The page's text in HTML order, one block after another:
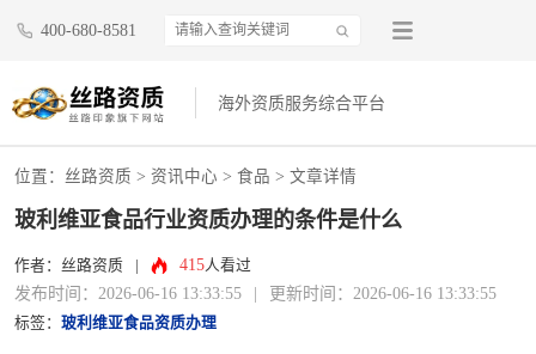
400-680-8581
海外资质服务综合平台
位置： 丝路资质 > 资讯中心 > 食品 > 文章详情
玻利维亚食品行业资质办理的条件是什么
作者：丝路资质 415人看过
发布时间：2026-06-16 13:33:55 更新时间：2026-06-16 13:33:55
标签： 玻利维亚食品资质办理